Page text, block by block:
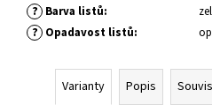
? Barva listů:
? Opadavost listů:
Varianty Popis
BAKABANA
DENIVKA
ZAHRADNÍ